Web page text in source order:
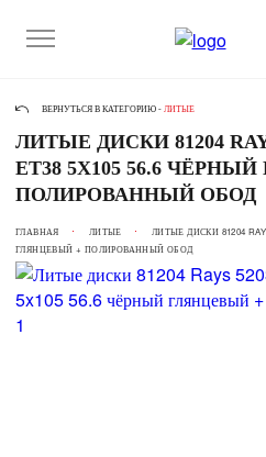
ВЕРНУТЬСЯ В КАТЕГОРИЮ - ЛИТЫЕ
ЛИТЫЕ ДИСКИ 81204
ET38 5X105 56.6
ПОЛИРОВАННЫЙ ОБОД
ГЛАВНАЯ ЛИТЫЕ
ЛИТЫЕ ДИСКИ 81204
ГЛЯНЦЕВЫЙ + ПОЛИРОВАННЫЙ ОБОД